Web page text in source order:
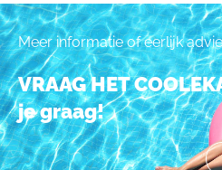
Meer informatie of eerlijk
VRAAG HET
je graag!